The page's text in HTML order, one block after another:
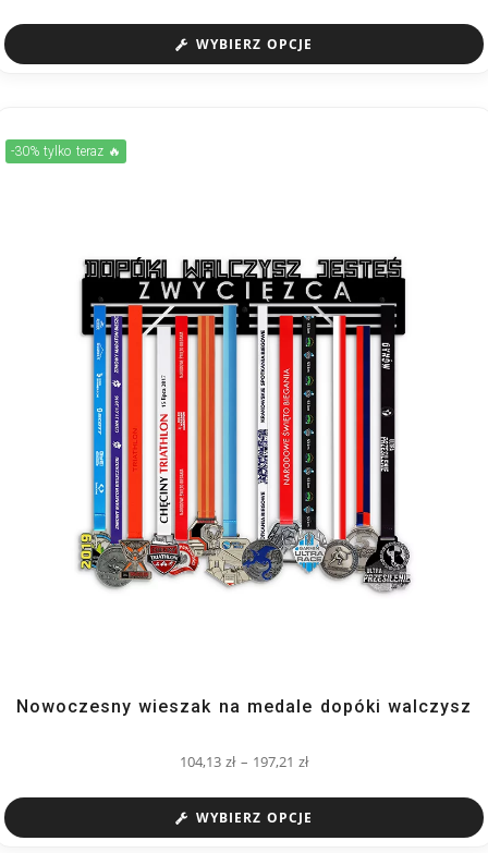
WYBIERZ OPCJE
-30% tylko teraz 🔥
Nowoczesny wieszak na medale dopóki walczysz
104,13zł – 197,21zł
WYBIERZ OPCJE